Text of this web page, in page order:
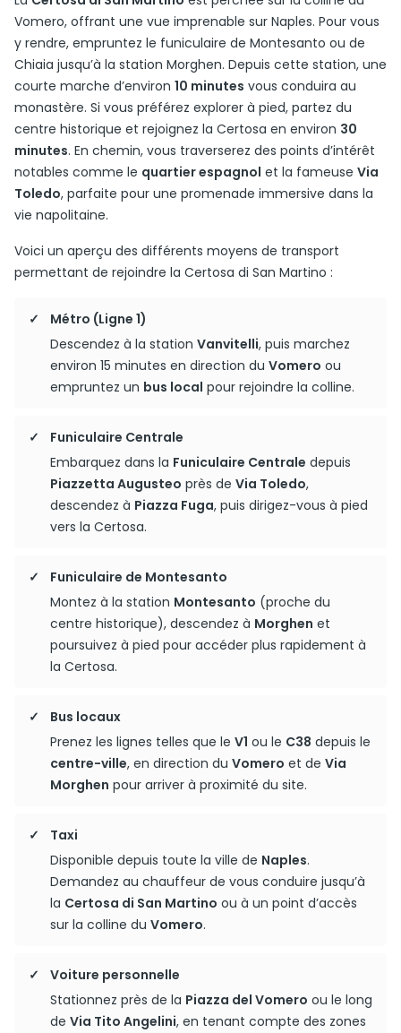
Vomero, offrant une vue imprenable sur Naples. Pour vous
y rendre, empruntez le funiculaire de Montesanto ou de
Chiaia jusqu’à la station Morghen. Depuis cette station, une
courte marche d’environ 10 minutes vous conduira au
monastère. Si vous préférez explorer à pied, partez du
centre historique et rejoignez la Certosa en environ 30
minutes. En chemin, vous traverserez des points d’intérêt
notables comme le quartier espagnol et la fameuse Via
Toledo, parfaite pour une promenade immersive dans la
vie napolitaine.
Voici un aperçu des différents moyens de transport
permettant de rejoindre la Certosa di San Martino :
Métro (Ligne 1)
Descendez à la station Vanvitelli, puis marchez
environ 15 minutes en direction du Vomero ou
empruntez un bus local pour rejoindre la colline.
Funiculaire Centrale
Embarquez dans la Funiculaire Centrale depuis
Piazzetta Augusteo près de Via Toledo,
descendez à Piazza Fuga, puis dirigez-vous à pied
vers la Certosa.
Funiculaire de Montesanto
Montez à la station Montesanto (proche du
centre historique), descendez à Morghen et
poursuivez à pied pour accéder plus rapidement à
la Certosa.
Bus locaux
Prenez les lignes telles que le V1 ou le C38 depuis le
centre-ville, en direction du Vomero et de Via
Morghen pour arriver à proximité du site.
Taxi
Disponible depuis toute la ville de Naples.
Demandez au chauffeur de vous conduire jusqu’à
la Certosa di San Martino ou à un point d’accès
sur la colline du Vomero.
Voiture personnelle
Stationnez près de la Piazza del Vomero ou le long
de Via Tito Angelini, en tenant compte des zones